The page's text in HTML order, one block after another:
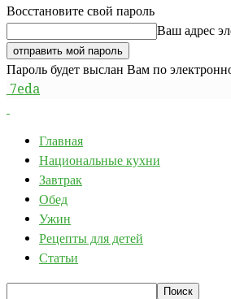
Восстановите свой пароль
Ваш адрес
Пароль будет выслан Вам по
7eda
Главная
Национальные кухни
Завтрак
Обед
Ужин
Рецепты для детей
Статьи